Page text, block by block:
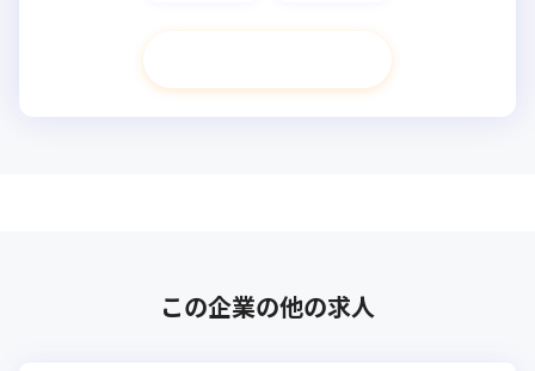
この企業の他の求人